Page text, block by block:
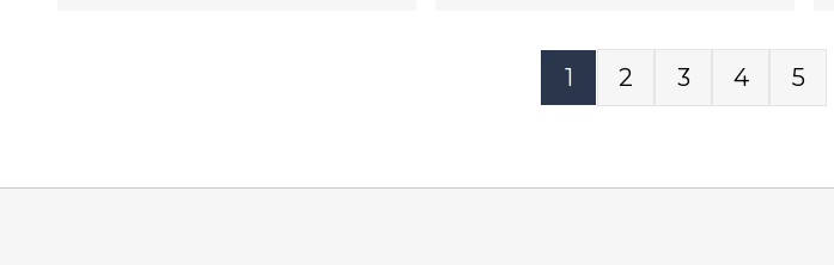
onnistuu vaalimalla hyvinvointivaltion
saavuttamisen Suomessa. Järjestöt
toimittivat aiheesta lisätietoa EU:lle.
1 2 3 4 5